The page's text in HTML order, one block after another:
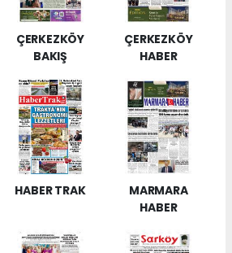
ÇERKEZKÖY
BAKIŞ
ÇERKEZKÖY
HABER
HABER TRAK
MARMARA
HABER